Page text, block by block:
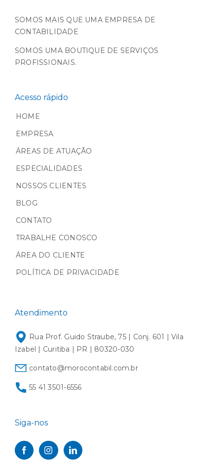
SOMOS MAIS QUE UMA EMPRESA DE
CONTABILIDADE
SOMOS UMA BOUTIQUE DE SERVIÇOS
PROFISSIONAIS.
Acesso rápido
HOME
EMPRESA
ÁREAS DE ATUAÇÃO
ESPECIALIDADES
NOSSOS CLIENTES
BLOG
CONTATO
TRABALHE CONOSCO
ÁREA DO CLIENTE
POLÍTICA DE PRIVACIDADE
Atendimento
Rua Prof. Guido Straube, 75 | Conj. 601 | Vila
Izabel | Curitiba | PR | 80320-030
contato@morocontabil.com.br
55 41 3501-6556
Siga-nos